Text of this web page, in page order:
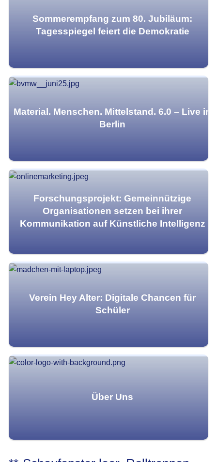
Sommerempfang zum 80. Jubiläum:
Tagesspiegel feiert die Demokratie
Material. Menschen. Mittelstand. 6.0 – Live in
Berlin
Forschungsprojekt: Gemeinnützige
Organisationen setzen bei ihrer
Kommunikation auf Künstliche Intelligenz
Verein Hey Alter: Digitale Chancen für
Schüler
Über Uns